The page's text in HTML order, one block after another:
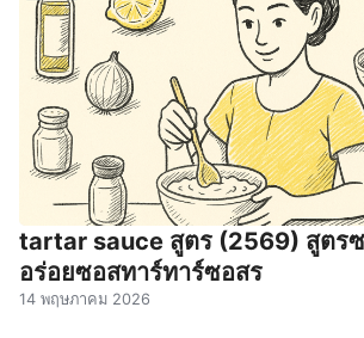
tartar sauce สูตร (2569) สูตร
อร่อยซอสทาร์ทาร์ซอสร
14 พฤษภาคม 2026